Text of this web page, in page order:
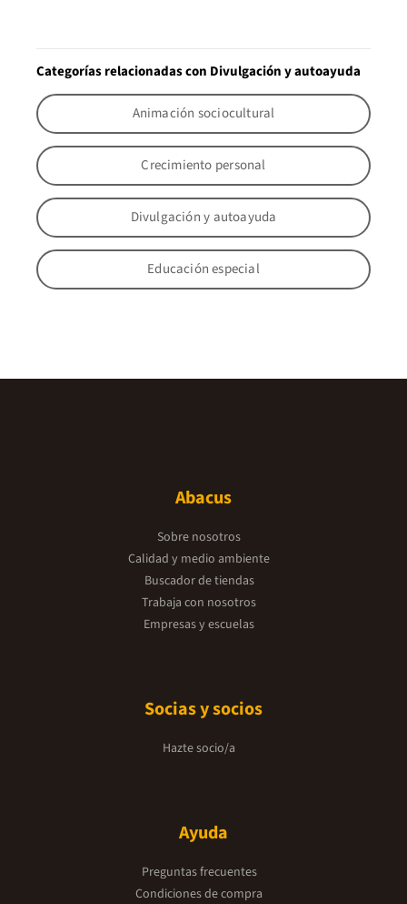
Categorías relacionadas con Divulgación y autoayuda
Animación sociocultural
Crecimiento personal
Divulgación y autoayuda
Educación especial
Abacus
Sobre nosotros
Calidad y medio ambiente
Buscador de tiendas
Trabaja con nosotros
Empresas y escuelas
Socias y socios
Hazte socio/a
Ayuda
Preguntas frecuentes
Condiciones de compra